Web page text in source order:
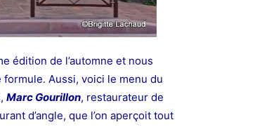
édition de l’automne et nous
Aussi, voici le menu du
Marc Gourillon, restaurateur de
d’angle, que l’on aperçoit tout